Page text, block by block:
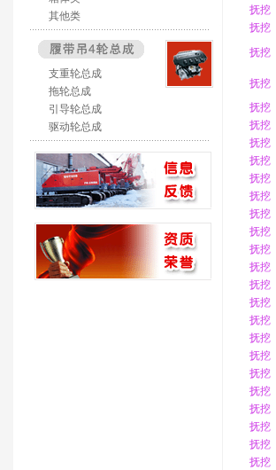
其他类
支重轮总成
拖轮总成
引导轮总成
驱动轮总成
抚挖
抚挖
抚挖
抚挖
抚挖
抚挖
抚挖
抚挖
抚挖
抚挖
抚挖
抚挖
抚挖
抚挖
抚挖
抚挖
抚挖
抚挖
抚挖
抚挖
抚挖
抚挖
抚挖
抚挖
抚挖